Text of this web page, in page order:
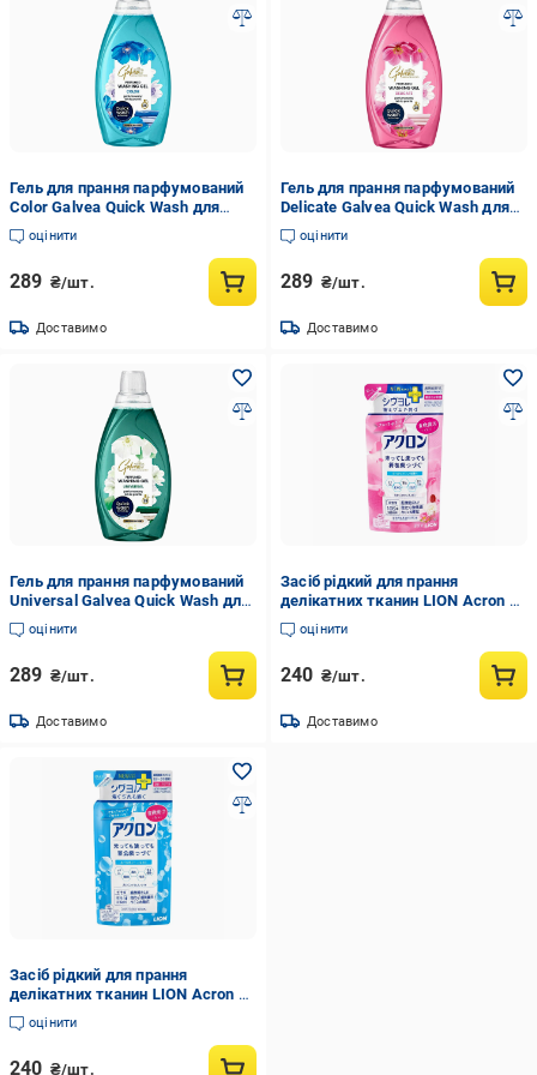
Гель для прання парфумований
Color Galvea Quick Wash для
короткого циклу прання 1,52 л
(305198)
оцінити
289 ₴/шт.
Доставимо
Гель для прання парфумований
Delicate Galvea Quick Wash для
короткого циклу прання 1,52 л
(305204)
оцінити
289 ₴/шт.
Доставимо
Гель для прання парфумований
Universal Galvea Quick Wash для
короткого циклу прання 1,52 л
(305181)
оцінити
289 ₴/шт.
Доставимо
Засіб рідкий для прання
делікатних тканин LION Acron з
ароматом Квітковий букет 380
мл (344575)
оцінити
240 ₴/шт.
Доставимо
Засіб рідкий для прання
делікатних тканин LION Acron з
легким ароматом Ніжне мило
380 мл (344605)
оцінити
240 ₴/шт.